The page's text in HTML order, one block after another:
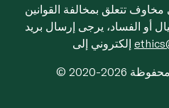
تتعلق بمخالفة القوانين
أو الفساد، يرجى إرسال بريد
محفوظة